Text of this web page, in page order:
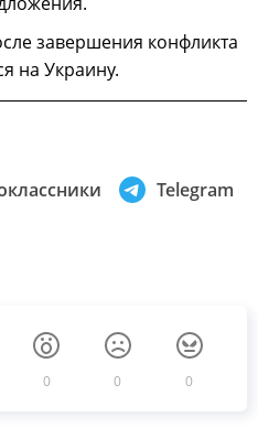
завершения конфликта
на Украину.
Telegram
0 0 0